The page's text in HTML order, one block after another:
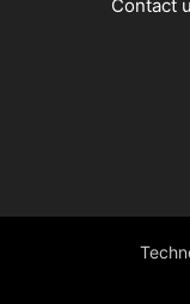
Contact